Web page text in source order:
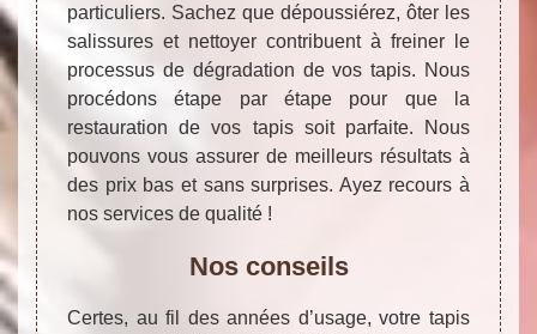
particuliers. Sachez que dépoussiérez, ôter les
salissures et nettoyer contribuent à freiner le
processus de dégradation de vos tapis. Nous
procédons étape par étape pour que la
restauration de vos tapis soit parfaite. Nous
pouvons vous assurer de meilleurs résultats à
des prix bas et sans surprises. Ayez recours à
nos services de qualité !
Nos conseils
Certes, au fil des années d’usage, votre tapis